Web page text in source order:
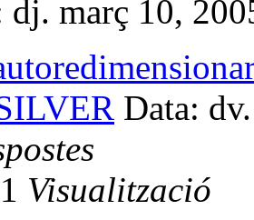
dj. març 10,
Data:
Visualització